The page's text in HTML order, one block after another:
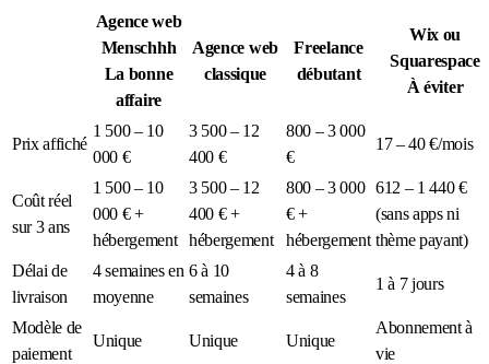
Agence web
Menschhh
La bonne
affaire
Agence web
classique
Freelance
débutant
Wix ou
Squarespace
À éviter
Prix affiché
1 500 – 10
000 €
3 500 – 12
400 €
800 – 3 000
€
17 – 40 €/mois
Coût réel
sur 3 ans
1 500 – 10
000 € +
hébergement
3 500 – 12
400 € +
hébergement
800 – 3 000
€ +
hébergement
612 – 1 440 €
(sans apps ni
thème payant)
Délai de
livraison
4 semaines en
moyenne
6 à 10
semaines
4 à 8
semaines
1 à 7 jours
Modèle de
paiement
Unique Unique Unique
Abonnement à
vie